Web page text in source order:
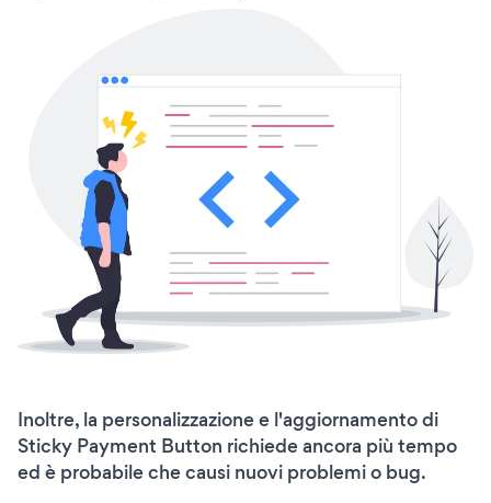
Inoltre, la personalizzazione e l'aggiornamento di
Sticky Payment Button richiede ancora più tempo
ed è probabile che causi nuovi problemi o bug.